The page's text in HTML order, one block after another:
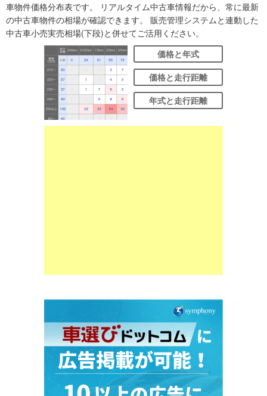
車物件価格分布表です。 リアルタイム中古車情報だから、常に最新
の中古車物件の相場が確認できます。 販売管理システムと連動した
中古車小売実売相場(下段)と併せてご活用ください。
価格と年式
価格と走行距離
年式と走行距離